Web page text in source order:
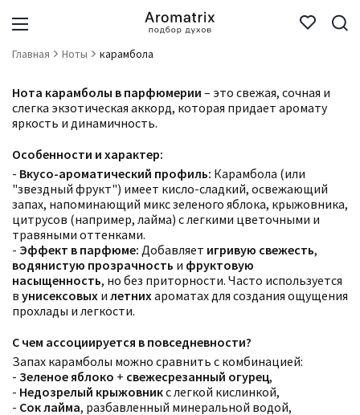
Главная Ноты карамбола
Нота карамболы в парфюмерии – это свежая, сочная и
слегка экзотическая аккорд, которая придает аромату
яркость и динамичность.
Особенности и характер:
- Вкусо-ароматический профиль: Карамбола (или
"звездный фрукт") имеет кисло-сладкий, освежающий
запах, напоминающий микс зеленого яблока, крыжовника,
цитрусов (например, лайма) с легкими цветочными и
травяными оттенками.
- Эффект в парфюме: Добавляет игривую свежесть,
водянистую прозрачность и фруктовую
насыщенность, но без приторности. Часто используется
в унисексовых и летнихароматах для создания ощущения
прохлады и легкости.
С чем ассоциируется в повседневности?
Запах карамболы можно сравнить с комбинацией:
- Зеленое яблоко + свежесрезанный огурец,
- Недозрелый крыжовникс легкой кислинкой,
- Сок лайма, разбавленный минеральной водой,